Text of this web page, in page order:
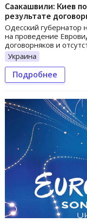
Саакашвили: Киев
результате
Одесский губернатор
на проведение
договорняков и
Украина
Подробнее